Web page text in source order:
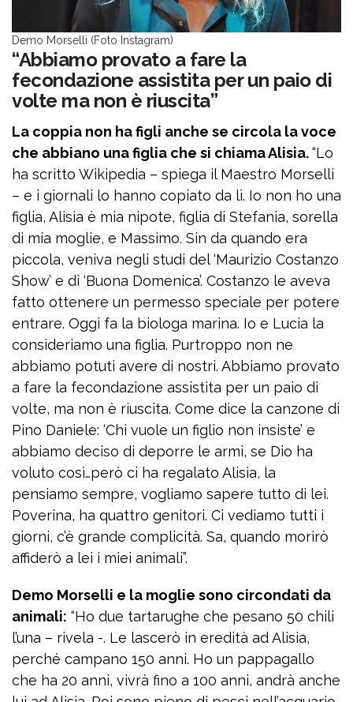
Demo Morselli (Foto Instagram)
“Abbiamo provato a fare la
fecondazione assistita per un paio di
volte ma non è riuscita”
La coppia non ha figli anche se circola la voce
che abbiano una figlia che si chiama Alisia.“Lo
ha scritto Wikipedia – spiega il Maestro Morselli
– e i giornali lo hanno copiato da lì. Io non ho una
figlia, Alisia è mia nipote, figlia di Stefania, sorella
di mia moglie, e Massimo. Sin da quando era
piccola, veniva negli studi del ‘Maurizio Costanzo
Show’ e di ‘Buona Domenica’. Costanzo le aveva
fatto ottenere un permesso speciale per potere
entrare. Oggi fa la biologa marina. Io e Lucia la
consideriamo una figlia. Purtroppo non ne
abbiamo potuti avere di nostri. Abbiamo provato
a fare la fecondazione assistita per un paio di
volte, ma non è riuscita. Come dice la canzone di
Pino Daniele: ‘Chi vuole un figlio non insiste’ e
abbiamo deciso di deporre le armi, se Dio ha
voluto così…però ci ha regalato Alisia, la
pensiamo sempre, vogliamo sapere tutto di lei.
Poverina, ha quattro genitori. Ci vediamo tutti i
giorni, c’è grande complicità. Sa, quando morirò
affiderò a lei i miei animali”.
Demo Morselli e la moglie sono circondati da
animali: “Ho due tartarughe che pesano 50 chili
l’una – rivela -. Le lascerò in eredità ad Alisia,
perché campano 150 anni. Ho un pappagallo
che ha 20 anni, vivrà fino a 100 anni, andrà anche